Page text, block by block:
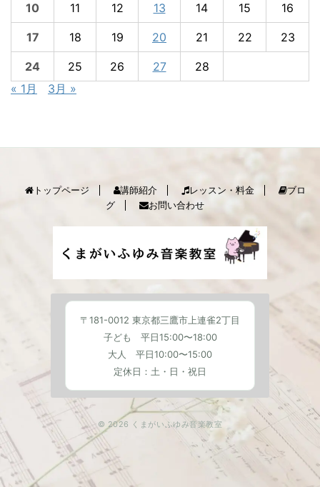
10 11 12 13 14 15 16
17 18 19 20 21 22 23
24 25 26 27
28
« 1月
3月 »
トップページ 講師紹介 レッスン・料金
ブロ
グ
お問い合わせ
〒181-0012 東京都三鷹市上連雀2丁目
子ども 平日15:00〜18:00
大人 平日10:00〜15:00
定休日：土・日・祝日
© 2026 くまがいふゆみ音楽教室